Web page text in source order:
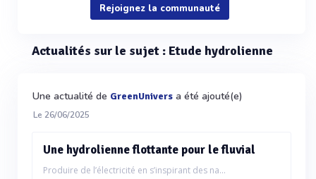
Rejoignez la communauté
Actualités sur le sujet : Etude hydrolienne
Une actualité de GreenUnivers a été ajouté(e)
Le 26/06/2025
Une hydrolienne flottante pour le fluvial
Produire de l’électricité en s’inspirant des na...